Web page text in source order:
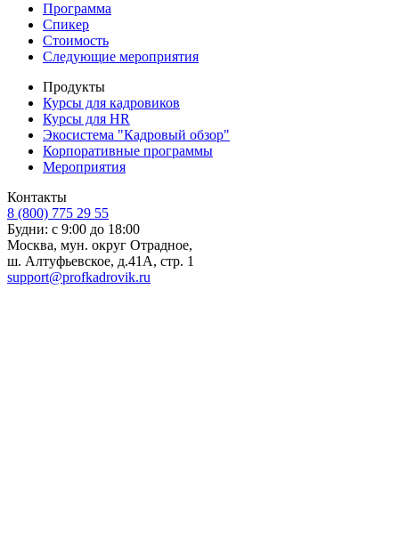
Программа
Спикер
Стоимость
Следующие мероприятия
Продукты
Курсы для кадровиков
Курсы для HR
Экосистема "Кадровый обзор"
Корпоративные программы
Мероприятия
Контакты
8 (800) 775 29 55
Будни: с 9:00 до 18:00
Москва, мун. округ Отрадное,
ш. Алтуфьевское, д.41А, стр. 1
support@profkadrovik.ru